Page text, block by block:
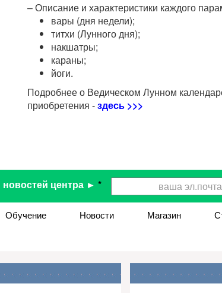
–Описание и характеристики каждого
вары (дня недели);
титхи (Лунного дня);
накшатры;
караны;
йоги.
Подробнее о Ведическом Лунном
приобретения -здесь >>>
центра ► *
Обучение Новости Магазин